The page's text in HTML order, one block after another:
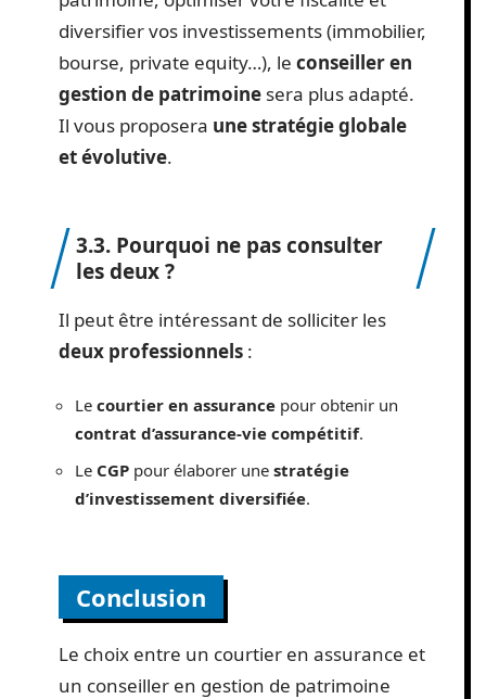
diversifier vos investissements (immobilier,
bourse, private equity…), le conseiller en
gestion de patrimoine sera plus adapté.
Il vous proposera une stratégie globale
et évolutive.
3.3. Pourquoi ne pas consulter
les deux ?
Il peut être intéressant de solliciter les
deux professionnels :
Le courtier en assurance pour obtenir un
contrat d’assurance-vie compétitif.
Le CGP pour élaborer une stratégie
d’investissement diversifiée.
Conclusion
Le choix entre un courtier en assurance et
un conseiller en gestion de patrimoine